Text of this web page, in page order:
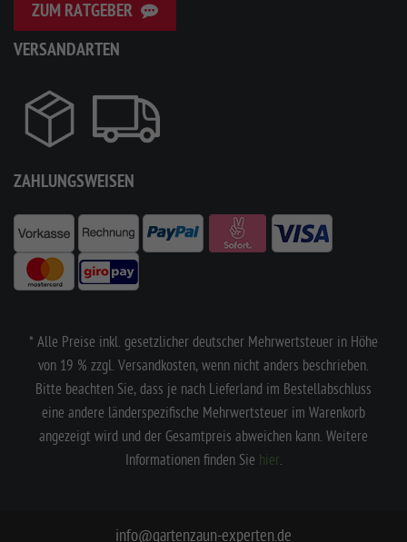
ZUM RATGEBER
VERSANDARTEN
ZAHLUNGSWEISEN
* Alle Preise inkl. gesetzlicher deutscher Mehrwertsteuer in Höhe
von 19 % zzgl. Versandkosten, wenn nicht anders beschrieben.
Bitte beachten Sie, dass je nach Lieferland im Bestellabschluss
eine andere länderspezifische Mehrwertsteuer im Warenkorb
angezeigt wird und der Gesamtpreis abweichen kann. Weitere
Informationen finden Sie hier.
info@gartenzaun-experten.de